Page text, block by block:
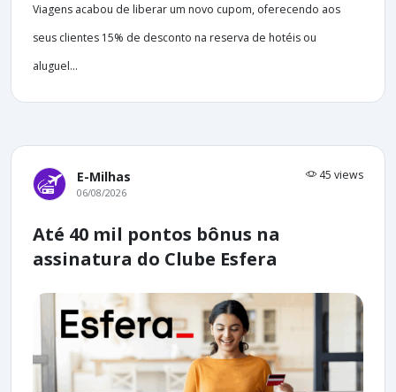
Viagens acabou de liberar um novo cupom, oferecendo aos
seus clientes 15% de desconto na reserva de hotéis ou
aluguel...
E-Milhas 45 views
06/08/2026
Até 40 mil pontos bônus na
assinatura do Clube Esfera